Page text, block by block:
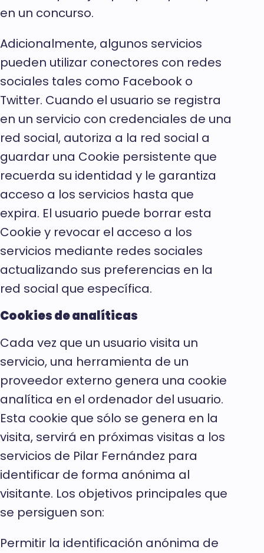
en un concurso.
Adicionalmente, algunos servicios
pueden utilizar conectores con redes
sociales tales como Facebook o
Twitter. Cuando el usuario se registra
en un servicio con credenciales de una
red social, autoriza a la red social a
guardar una Cookie persistente que
recuerda su identidad y le garantiza
acceso a los servicios hasta que
expira. El usuario puede borrar esta
Cookie y revocar el acceso a los
servicios mediante redes sociales
actualizando sus preferencias en la
red social que específica.
Cookies de analíticas
Cada vez que un usuario visita un
servicio, una herramienta de un
proveedor externo genera una cookie
analítica en el ordenador del usuario.
Esta cookie que sólo se genera en la
visita, servirá en próximas visitas a los
servicios de Pilar Fernández para
identificar de forma anónima al
visitante. Los objetivos principales que
se persiguen son:
Permitir la identificación anónima de